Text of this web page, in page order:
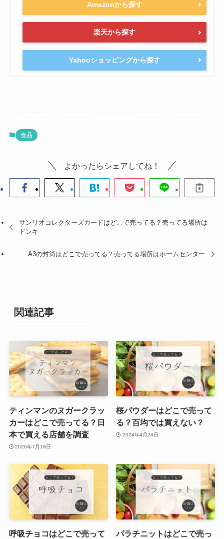
Amazonから探す
楽天から探す
Yahooショッピングから探す
食品
よかったらシェアしてね！
サンリオコレクターズカードはどこで売ってる？売ってる場所は
ドンキ
A3の封筒はどこで売ってる？売ってる場所はホームセンター
関連記事
ティンマンのヌガークラッ
カーはどこで売ってる？日
本で買える店舗を調査
2026年7月18日
桜パウダーはどこで売って
る？百均では買えない？
2024年4月24日
呼吸チョコはどこで売って
パラチニットはどこで売っ